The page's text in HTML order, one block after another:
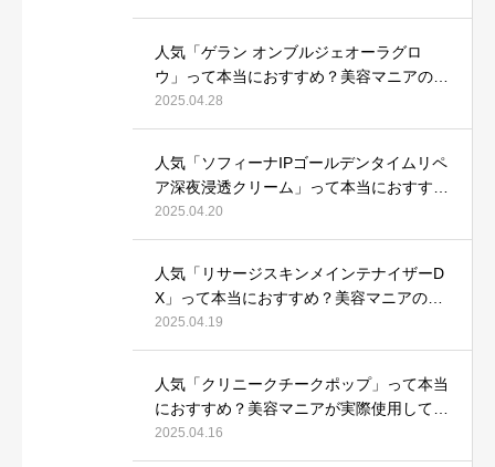
人気「ゲラン オンブルジェオーラグロ
ウ」って本当におすすめ？美容マニアの私
が実際使用して、口コミを検証！
2025.04.28
人気「ソフィーナIPゴールデンタイムリペ
ア深夜浸透クリーム」って本当におすす
め？美容マニアが実際使用して口コミを検
証！
2025.04.20
人気「リサージスキンメインテナイザーD
X」って本当におすすめ？美容マニアの私
が実際使用して、口コミを検証！
2025.04.19
人気「クリニークチークポップ」って本当
におすすめ？美容マニアが実際使用して口
コミを検証！
2025.04.16